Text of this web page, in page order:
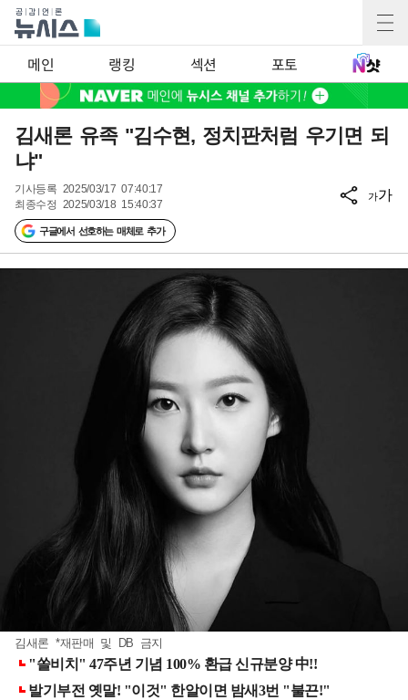
메인 랭킹 섹션 포토
김새론 유족 "김수현, 정치판처럼 우기면 되
냐"
기사등록 2025/03/17 07:40:17
최종수정 2025/03/18 15:40:37
구글에서 선호하는 매체로 추가
가가
김새론 *재판매 및 DB 금지